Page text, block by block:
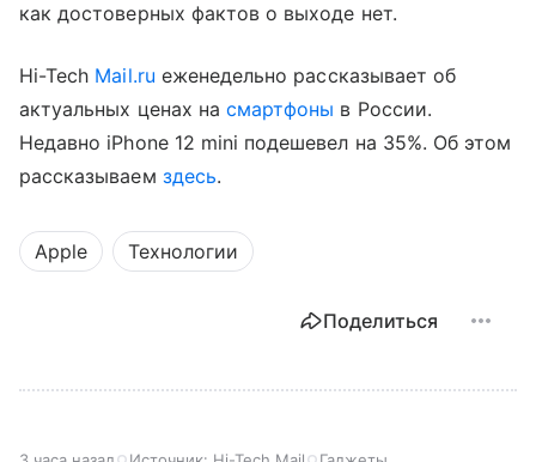
как достоверных фактов о выходе нет.
Hi-Tech Mail.ru еженедельно рассказывает об
актуальных ценах на смартфоны в России.
Недавно iPhone 12 mini подешевел на 35%. Об этом
рассказываем здесь.
Apple Технологии
Поделиться